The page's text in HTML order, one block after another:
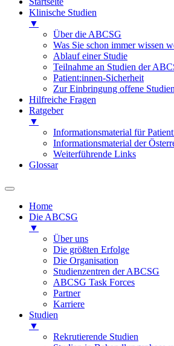
Klinische Studien
▼
Über die ABCSG
Was Sie schon immer wissen
Ablauf einer Studie
Teilnahme an Studien der
Patient:innen-Sicherheit
Zur Einbringung offene Studien
Hilfreiche Fragen
Ratgeber
▼
Informationsmaterial für
Informationsmaterial der
Weiterführende Links
Glossar
Home
Die ABCSG
▼
Über uns
Die größten Erfolge
Die Organisation
Studienzentren der ABCSG
ABCSG Task Forces
Partner
Karriere
Studien
▼
Rekrutierende Studien